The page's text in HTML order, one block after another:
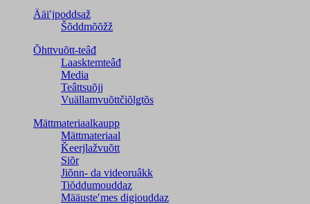
Ääiʹjpoddsaž
Šõddmõõžž
Õhttvuõtt-teâđ
Laasktemteâđ
Media
Teâttsuõjj
Vuällamvuõttčiõlǥtõs
Mättmateriaalkaupp
Mättmateriaal
Ǩeerjlažvuõtt
Siõr
Jiõnn- da videoruâkk
Tiõddumouddaz
Määusteʹmes digiouddaz